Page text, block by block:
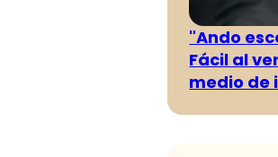
"Ando
Fácil al
medio de